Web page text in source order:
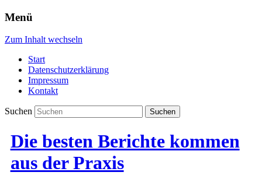
Menü
Zum Inhalt wechseln
Start
Datenschutzerklärung
Impressum
Kontakt
Suchen
Die besten Berichte kommen
aus der Praxis